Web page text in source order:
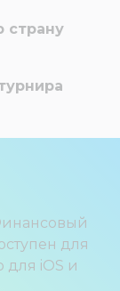
страну
для
для iOS и